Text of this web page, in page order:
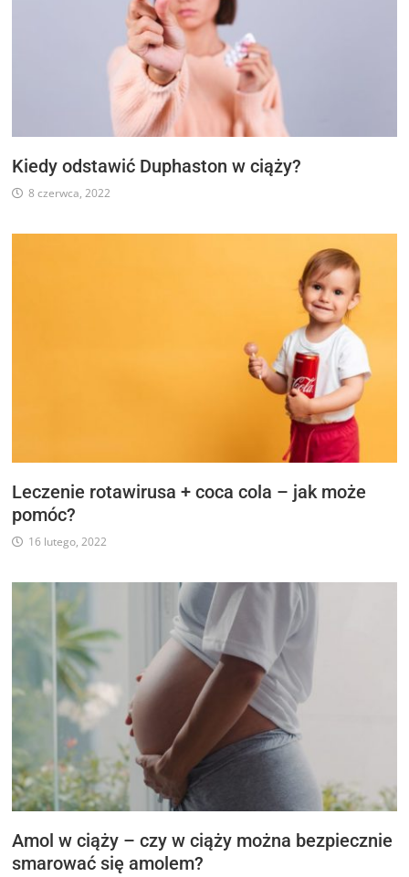
Kiedy odstawić Duphaston w ciąży?
8 czerwca, 2022
Leczenie rotawirusa + coca cola – jak może
pomóc?
16 lutego, 2022
Amol w ciąży – czy w ciąży można bezpiecznie
smarować się amolem?